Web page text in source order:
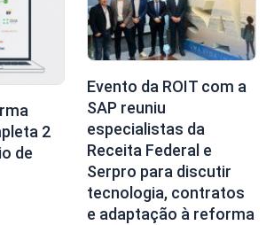
2
de
Evento da ROIT com a
SAP reuniu
especialistas da
Receita Federal e
Serpro para discutir
tecnologia, contratos
e adaptação à reforma